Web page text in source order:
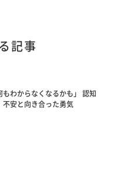
記事
もわからなくなるかも」 認知
不安と向き合った勇気